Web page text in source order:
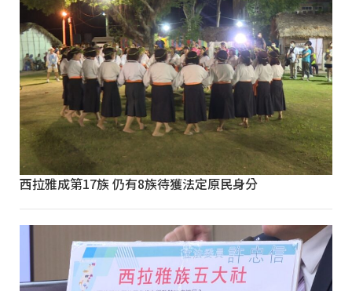
西拉雅成第17族 仍有8族待獲法定原民身分